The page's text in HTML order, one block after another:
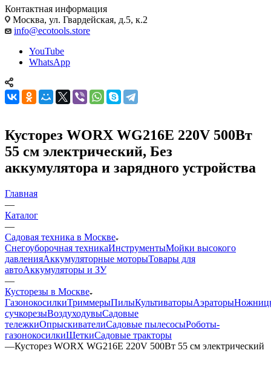
Контактная информация
Москва, ул. Гвардейская, д.5, к.2
info@ecotools.store
YouTube
WhatsApp
Кусторез WORX WG216E 220V 500Вт
55 см электрический, Без
аккумулятора и зарядного устройства
Главная
—
Каталог
—
Садовая техника в Москве
Снегоуборочная техникаИнструментыМойки высокого
давленияАккумуляторные моторыТовары для
автоАккумуляторы и ЗУ
—
Кусторезы в Москве
ГазонокосилкиТриммерыПилыКультиваторыАэраторы
сучкорезыВоздуходувыСадовые
тележкиОпрыскивателиСадовые пылесосыРоботы-
газонокосилкиЩеткиСадовые тракторы
—Кусторез WORX WG216E 220V 500Вт 55 см электрический